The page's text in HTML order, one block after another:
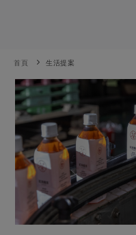
奶蛋豆・五穀
蛋
豆製品
肉品・水產
畜產肉類
水畜加工品
肉食
海鮮
常備菜
蔬食
蛋料理
料理方式
防災用品預購圓滿結束
2026年端午節預購圓滿結束
更多預購活動
當季產品
傳到心坎裡，誠心又澎派
合作25-經典快閃最後一週
觀點文章
主婦食堂
社內大小事
產品故事
樂齡生活
廚房瑜伽
關注議題
關於合作社
認識合作社
關於我們
合作社組織
員工與求才
產品檢驗
重要公告
首頁 生活提案